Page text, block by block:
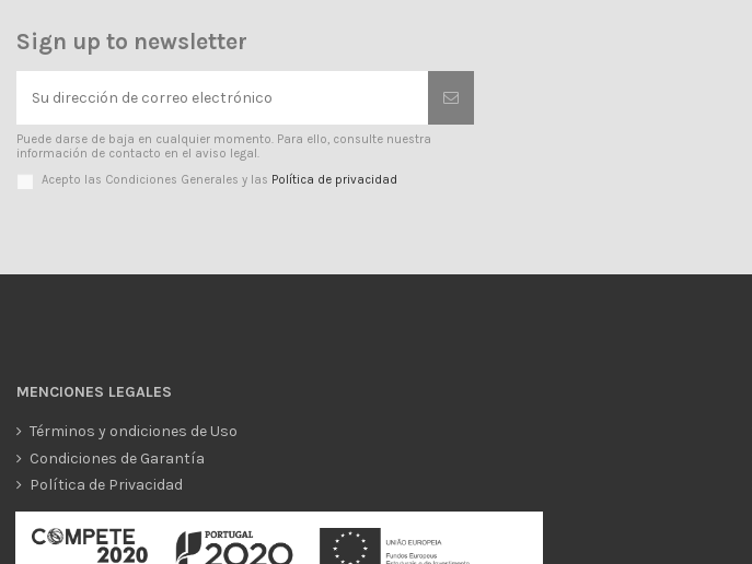
Sign up to newsletter
Puede darse de baja en cualquier momento. Para ello, consulte nuestra
información de contacto en el aviso legal.
Acepto las Condiciones Generales y las Política de privacidad
MENCIONES LEGALES
Términos y ondiciones de Uso
Condiciones de Garantía
Política de Privacidad